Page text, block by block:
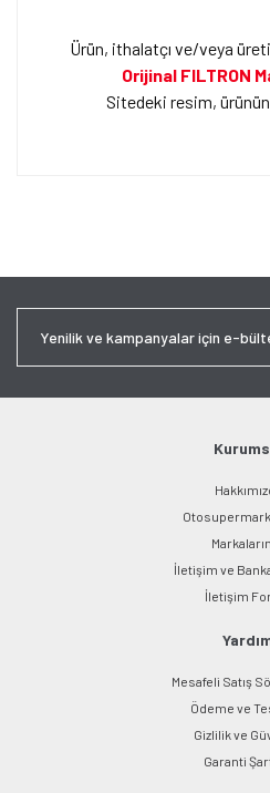
Ürün, ithalatçı ve/veya
Orijinal FILTRON
Sitedeki resim,
Ürün açıklamasında eksik bilgiler
Bu ürüne benzer farklı alternatifler
Gönder
İletişim ve
İletişim
Mesafeli Satış
Ödeme ve
Gizlilik ve
Garanti